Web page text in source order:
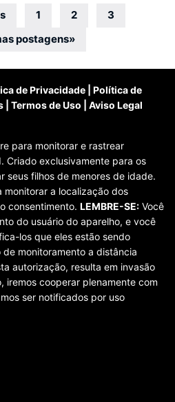
1 2
3
postagens»
de Privacidade
Política de
Termos de Uso Aviso Legal
para monitorar e rastrear
Criado exclusivamente para os
seus filhos de menores de idade.
monitorar a localização dos
consentimento. LEMBRE-SE: Você
do usuário do aparelho, e você
los que eles estão sendo
monitoramento a distância
autorização, resulta em invasão
iremos cooperar plenamente com
ser notificados por uso